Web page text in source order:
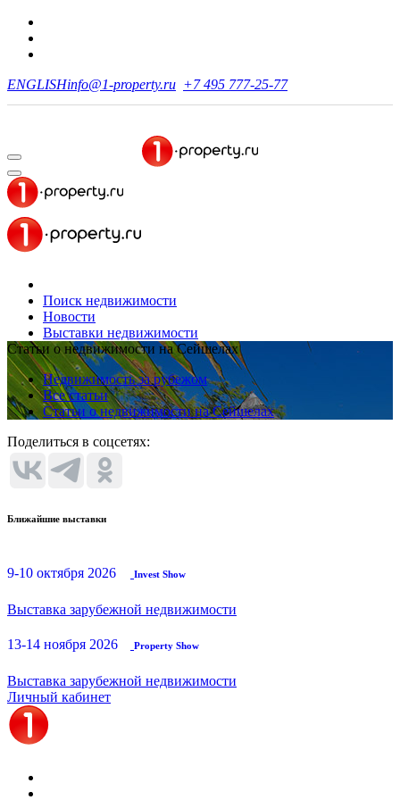
ENGLISHinfo@1-property.ru +7 495 777-25-77
Поиск недвижимости
Новости
Выставки недвижимости
Статьи о недвижимости на Сейшелах
Недвижимость за рубежом
Все статьи
Статьи о недвижимости на Сейшелах
Поделиться в соцсетях:
Ближайшие выставки
9-10 октября 2026 Invest Show
Выставка зарубежной недвижимости
13-14 ноября 2026 Property Show
Выставка зарубежной недвижимости
Личный кабинет